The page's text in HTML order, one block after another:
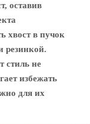
оставив
хвост в пучок
резинкой.
стиль не
избежать
для их